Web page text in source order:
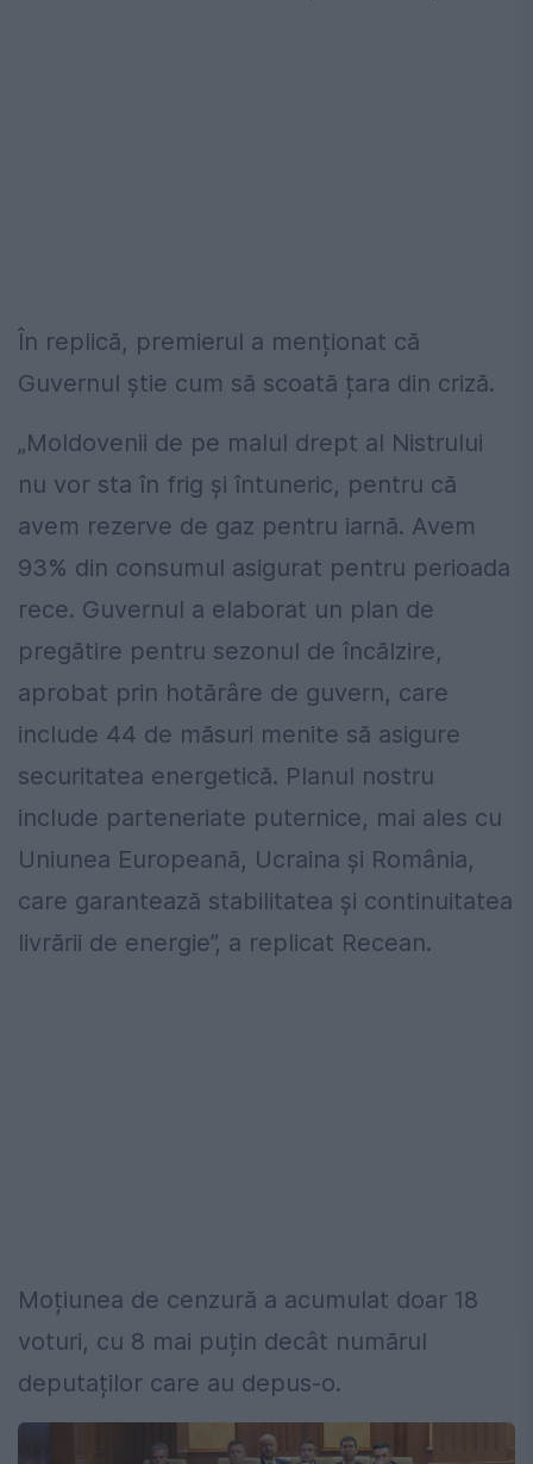
În replică, premierul a menționat că
Guvernul știe cum să scoată țara din criză.
„Moldovenii de pe malul drept al Nistrului
nu vor sta în frig și întuneric, pentru că
avem rezerve de gaz pentru iarnă. Avem
93% din consumul asigurat pentru perioada
rece. Guvernul a elaborat un plan de
pregătire pentru sezonul de încălzire,
aprobat prin hotărâre de guvern, care
include 44 de măsuri menite să asigure
securitatea energetică. Planul nostru
include parteneriate puternice, mai ales cu
Uniunea Europeană, Ucraina și România,
care garantează stabilitatea și continuitatea
livrării de energie”, a replicat Recean.
Moțiunea de cenzură a acumulat doar 18
voturi, cu 8 mai puțin decât numărul
deputaților care au depus-o.